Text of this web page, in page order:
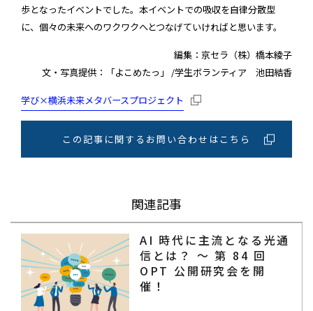
歩となったイベントでした。本イベントでの吸収を自律分散型
に、個々の未来へのワクワクへとつなげていければと思います。
編集：京セラ（株）橋本綾子
文・写真提供：「よこめたっ」 /学生ボランティア 池田結香
学び×横浜未来メタバースプロジェクト
この記事に関するお問い合わせはこちら
関連記事
AI 時代に主流となる光通
信とは？ ～ 第 84 回
OPT 公開研究会を開
催！